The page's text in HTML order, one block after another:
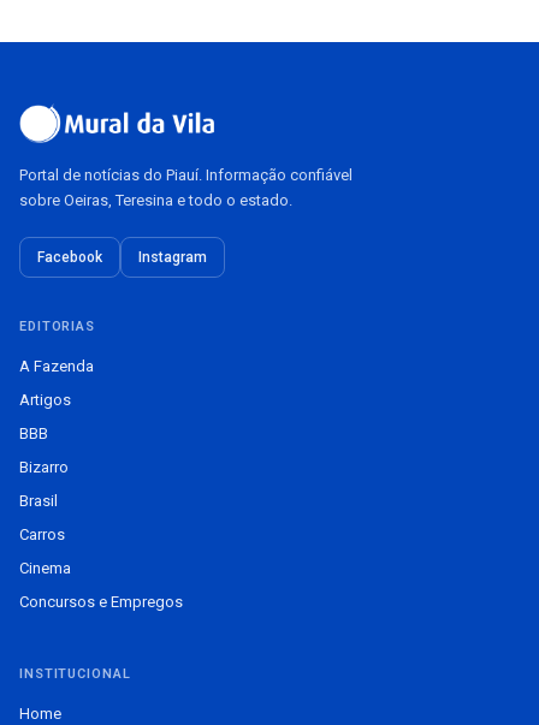
Portal de notícias do Piauí. Informação confiável
sobre Oeiras, Teresina e todo o estado.
Facebook Instagram
EDITORIAS
A Fazenda
Artigos
BBB
Bizarro
Brasil
Carros
Cinema
Concursos e Empregos
INSTITUCIONAL
Home